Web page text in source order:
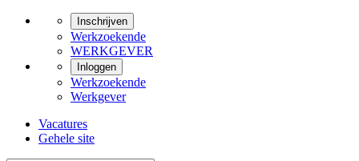
Inschrijven
Werkzoekende
WERKGEVER
Inloggen
Werkzoekende
Werkgever
Vacatures
Gehele site